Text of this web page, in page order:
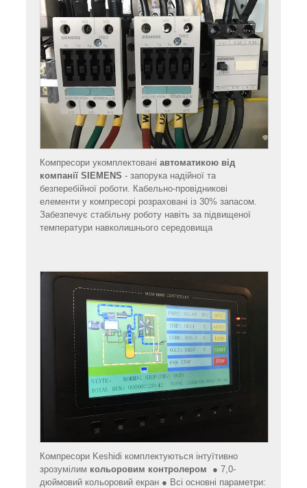
Компресори укомплектовані автоматикою від
компанії SIEMENS - запорука надійної та
безперебійної роботи. Кабельно-провідникові
елементи у компресорі розраховані із 30% запасом.
Забезпечує стабільну роботу навіть за підвищеної
температури навколишнього середовища
Компресори Keshidi комплектуються інтуїтивно
зрозумілим кольоровим контролером ● 7,0-
дюймовий кольоровий екран ● Всі основні параметри: